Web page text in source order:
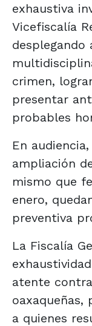
exhaustiva
Vicefiscalía
desplegando
crimen,
presentar
probables
En
ampliación
mismo que
enero,
preventiva
La Fiscalía
atente
a quienes